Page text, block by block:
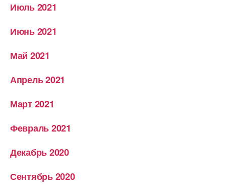
Июль 2021
Июнь 2021
Май 2021
Апрель 2021
Март 2021
Февраль 2021
Декабрь 2020
Сентябрь 2020